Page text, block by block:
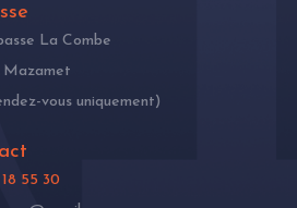
La Combe
Mazamet
vous uniquement)
55 30